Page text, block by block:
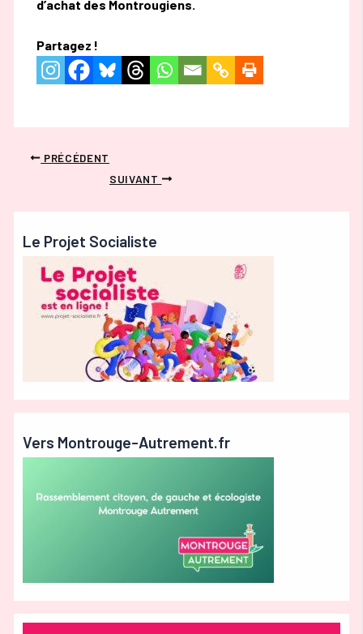
d’achat des Montrougiens.
Partagez !
PRÉCÉDENT
SUIVANT
Le Projet Socialiste
Vers Montrouge-Autrement.fr